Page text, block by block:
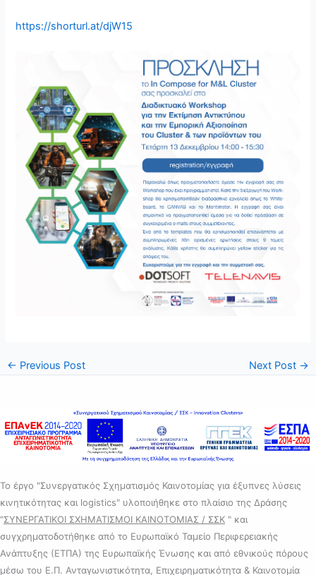
https://shorturl.at/djW15
← Previous Post Next Post →
Το έργο "Συνεργατικός Σχηματισμός Καινοτομίας για έξυπνες λύσεις
κινητικότητας και logistics" υλοποιήθηκε στο πλαίσιο της Δράσης
"ΣΥΝΕΡΓΑΤΙΚΟΙ ΣΧΗΜΑΤΙΣΜΟΙ ΚΑΙΝΟΤΟΜΙΑΣ / ΣΣΚ " και
συγχρηματοδοτήθηκε από το Ευρωπαϊκό Ταμείο Περιφερειακής
Ανάπτυξης (ΕΤΠΑ) της Ευρωπαϊκής Ένωσης και από εθνικούς πόρους
μέσω του Ε.Π. Ανταγωνιστικότητα, Επιχειρηματικότητα & Καινοτομία